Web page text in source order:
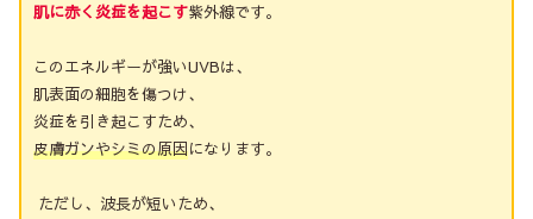
肌に赤く炎症を起こす紫外線です。
このエネルギーが強いUVBは、
肌表面の細胞を傷つけ、
炎症を引き起こすため、
皮膚ガンやシミの原因になります。
ただし、波長が短いため、